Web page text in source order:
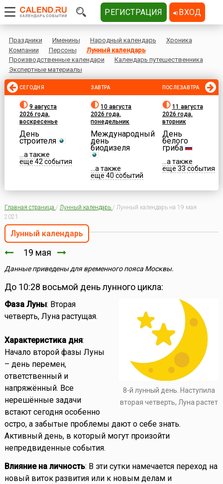
Праздники Именины Народный календарь
Хроника
Компании
Персоны
Лунный календарь
Производственные календари
Календарь путешественника
Экспертные материалы
СЕГОДНЯ
9 августа
2026 года,
воскресенье
День
строителя
...а также
еще 42 события
ЗАВТРА
10 августа
2026 года,
понедельник
Международный
день
биодизеля
...а также
еще 40 событий
ПОСЛЕЗАВТРА
11 августа
2026 года,
вторник
День
белого
гриба
...а также
еще 33 события
Главная страница / Лунный календарь / Лунный календарь на 19 мая
2021
Лунный календарь
19 мая
Данные приведены для временного пояса Москвы.
До 10:28 восьмой день лунного цикла:
8-й лунный день. Наступила
вторая четверть, Луна растет
Фаза Луны: Вторая
четверть, Луна растущая.
Характеристика дня:
Начало второй фазы Луны
– день перемен,
ответственный и
напряжённый. Все
нерешённые задачи
встают сегодня особенно
остро, а забытые проблемы дают о себе знать.
Активный день, в который могут произойти
непредвиденные события.
Влияние на личность: В эти сутки намечается переход на
новый виток развития или к новым делам и
РЕГИСТРАЦИЯ ВХОД